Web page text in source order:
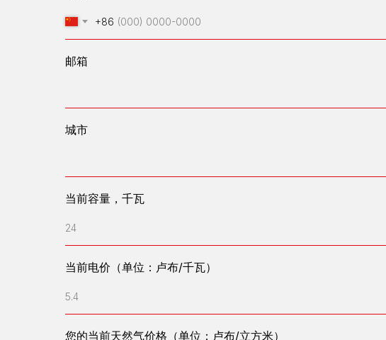
+86
邮箱
城市
当前容量，千瓦
24
当前电价（单位：卢布/千瓦）
5.4
您的当前天然气价格（单位：卢布/立方米）